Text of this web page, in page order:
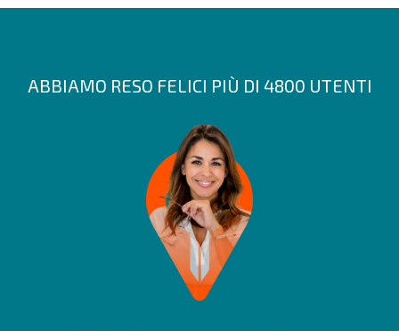
ABBIAMO RESO FELICI PIÙ DI 4800 UTENTI